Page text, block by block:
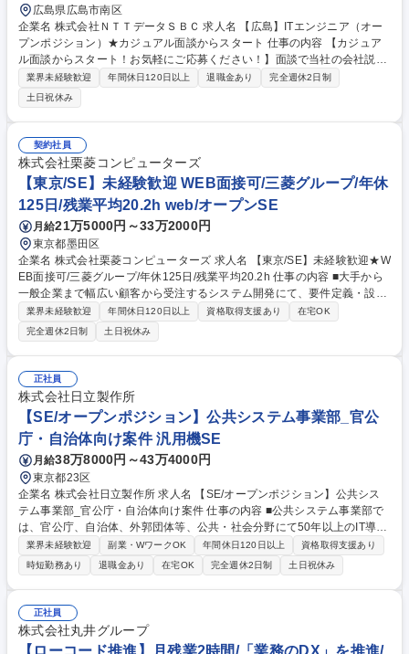
広島県広島市南区
企業名 株式会社ＮＴＴデータＳＢＣ 求人名 【広島】ITエンジニア（オー
プンポジション）★カジュアル面談からスタート 仕事の内容 【カジュア
ル面談からスタート！お気軽にご応募ください！】面談で当社の会社説明
やご経験のキャリアをヒアリングしながら、当社への理解を深めていただ
きます。少しでもご興味があればご応募ください！ ■当社の強みである最
先端の技術力を習得していただき「モバイル」「オートモーティブ」「Io
T/DX」という3つの事業領域で、ITエンジニアとしてお客様へ感動を与え
るモノづくりやサービスの開発をお任せします。■ご本人の携わりたい事
業・身に着けたいスキルなどの希望を考慮のうえ、今までのご経験・適性
を加味して一緒に配属先を決定します。ご自身のやりたいことをお聞かせ
ください！ 募集職種 【広島】ITエンジニア（オープンポジション）★カ
ジュアル面談からスタート
業界未経験歓迎 年間休日120日以上 退職金あり
完全週休2日制
土日祝休み
契約社員
株式会社栗菱コンピューターズ
【東京/SE】未経験歓迎 WEB面接可/三菱グループ/年休
125日/残業平均20.2h web/オープンSE
月給21万5000円～33万2000円
東京都墨田区
企業名 株式会社栗菱コンピューターズ 求人名 【東京/SE】未経験歓迎★W
EB面接可/三菱グループ/年休125日/残業平均20.2h 仕事の内容 ■大手から
一般企業まで幅広い顧客から受注するシステム開発にて、要件定義・設
計・進捗管理等の上流工程をお任せします。金属物流をはじめ、ECサイ
ト、金融、通信、電力など多彩な案件で専門性を発揮できます。 【詳細】
■環境：Linux ■情報共有ツール：Zoom、Skype（案件により異なる） ■
変更範囲：当社業務全般 募集職種 【東京/SE】未経験歓迎★WEB面接可/
三菱グループ/年休125日/残業平均20.2h
業界未経験歓迎 年間休日120日以上 資格取得支援あり
在宅OK
完全週休2日制
土日祝休み
正社員
株式会社日立製作所
【SE/オープンポジション】公共システム事業部_官公
庁・自治体向け案件 汎用機SE
月給38万8000円～43万4000円
東京都23区
企業名 株式会社日立製作所 求人名 【SE/オープンポジション】公共シス
テム事業部_官公庁・自治体向け案件 仕事の内容 ■公共システム事業部で
は、官公庁、自治体、外郭団体等、公共・社会分野にて50年以上のIT導入
実績があります。IT経験（アプリ・インフラ）がある方歓迎です。ご経験
に合わせてポジションを打診させて頂きます。 【案件例】■官公庁から自
治体のスマートシティまで大規模施策を支えるプロジェクトリーダー■公
共分野（消防分野）におけるインフラエンジニア■公庁（税務、文教分
野）の大規模施策を支えるプロジェクトリーダー、フロントSE■警察・道
路分野の事業拡大を推進するシステムエンジニア■外国人共生に係る業務
システムの提案～開発プロジェクトリーダ等 募集職種 【SE/オープンポジ
業界未経験歓迎 副業・WワークOK 年間休日120日以上
資格取得支援あり
時短勤務あり
退職金あり 在宅OK 完全週休2日制 土日祝休み
正社員
株式会社丸井グループ
【ローコード推進】月残業2時間/「業務のDX」を推進/